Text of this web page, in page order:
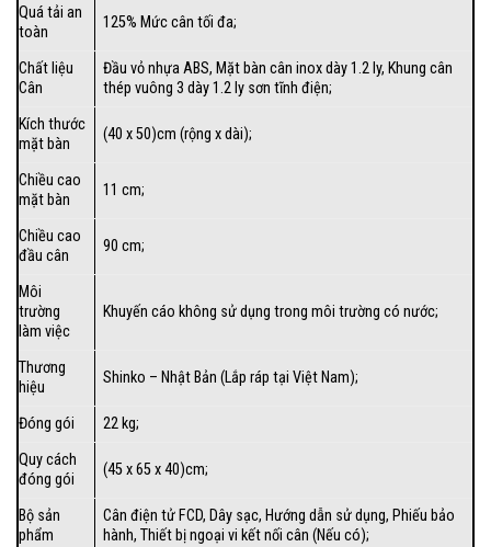
Quá tải an
toàn
125% Mức cân tối đa;
Chất liệu
Cân
Đầu vỏ nhựa ABS, Mặt bàn cân inox dày 1.2 ly, Khung cân
thép vuông 3 dày 1.2 ly sơn tĩnh điện;
Kích thước
mặt bàn
(40 x 50)cm (rộng x dài);
Chiều cao
mặt bàn
11 cm;
Chiều cao
đầu cân
90 cm;
Môi
trường
làm việc
Khuyến cáo không sử dụng trong môi trường có nước;
Thương
hiệu
Shinko – Nhật Bản (Lắp ráp tại Việt Nam);
Đóng gói
22 kg;
Quy cách
đóng gói
(45 x 65 x 40)cm;
Bộ sản
phẩm
Cân điện tử FCD, Dây sạc, Hướng dẫn sử dụng, Phiếu bảo
hành, Thiết bị ngoại vi kết nối cân (Nếu có);